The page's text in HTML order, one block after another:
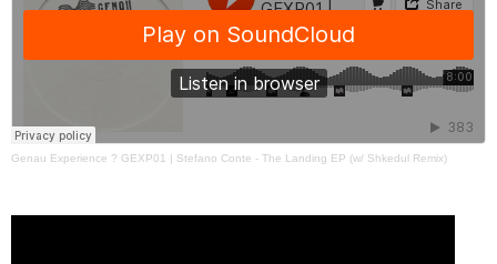
Genau Experience ? GEXP01 | Stefano Conte - The Landing EP (w/ Shkedul Remix)